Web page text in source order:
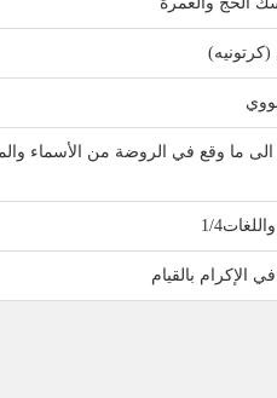
(كرتونيه)
الى ما وقع في الروضة من الأسماء
4
الإكرام بالقيام